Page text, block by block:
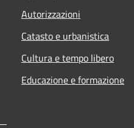
Autorizzazioni
Catasto e urbanistica
Cultura e tempo libero
Educazione e formazione